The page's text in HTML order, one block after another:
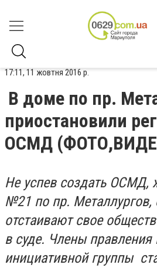
17:11, 11 жовтня 2016 р.
В доме по пр.
приостановили
ОСМД
Не успев создать ОСМД,
№21 по пр. Металлургов,
отстаивают свое
в суде. Члены правления
инициативной группы